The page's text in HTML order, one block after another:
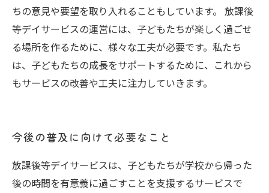
ちの意見や要望を取り入れることもしています。 放課後
等デイサービスの運営には、子どもたちが楽しく過ごせ
る場所を作るために、様々な工夫が必要です。私たち
は、子どもたちの成長をサポートするために、これから
もサービスの改善や工夫に注力していきます。
今後の普及に向けて必要なこと
放課後等デイサービスは、子どもたちが学校から帰った
後の時間を有意義に過ごすことを支援するサービスで